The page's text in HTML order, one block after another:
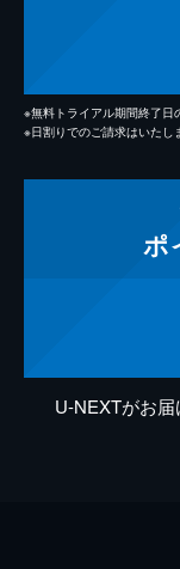
※無料トライアル期間終了日
※日割りでのご請求はいたし
ポ
U-NEXTがお